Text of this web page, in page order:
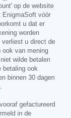
op de website
EnigmaSoft vóór
u dat er
worden
verliest u direct de
ook van mening
wilde betalen
betaling ook
binnen 30 dagen
.
gefactureerd
in de